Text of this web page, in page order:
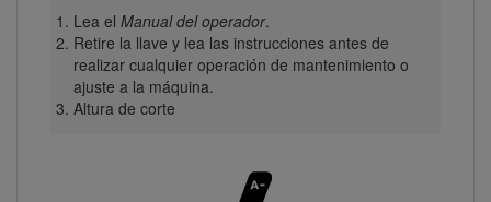
Lea el Manual del operador.
Retire la llave y lea las instrucciones antes de
realizar cualquier operación de mantenimiento o
ajuste a la máquina.
Altura de corte